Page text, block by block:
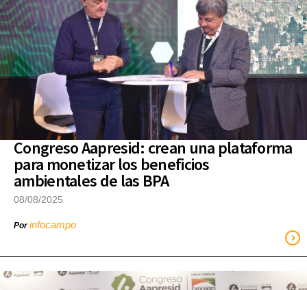
Congreso Aapresid: crean una plataforma
para monetizar los beneficios
ambientales de las BPA
08/08/2025
Porinfocampo